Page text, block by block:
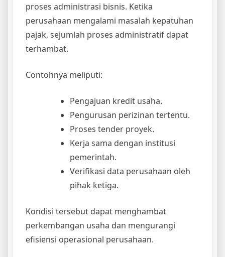
proses administrasi bisnis. Ketika
perusahaan mengalami masalah kepatuhan
pajak, sejumlah proses administratif dapat
terhambat.
Contohnya meliputi:
Pengajuan kredit usaha.
Pengurusan perizinan tertentu.
Proses tender proyek.
Kerja sama dengan institusi
pemerintah.
Verifikasi data perusahaan oleh
pihak ketiga.
Kondisi tersebut dapat menghambat
perkembangan usaha dan mengurangi
efisiensi operasional perusahaan.